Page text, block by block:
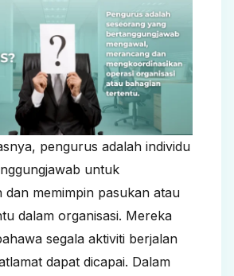
pengurus adalah individu
untuk
dan memimpin pasukan atau
dalam organisasi. Mereka
segala aktiviti berjalan
dapat dicapai. Dalam